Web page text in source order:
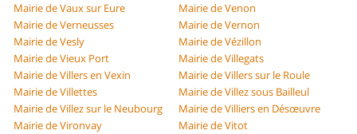
Mairie de Vaux sur Eure
Mairie de Venon
Mairie de Verneusses
Mairie de Vernon
Mairie de Vesly
Mairie de Vézillon
Mairie de Vieux Port
Mairie de Villegats
Mairie de Villers en Vexin
Mairie de Villers sur le Roule
Mairie de Villettes
Mairie de Villez sous Bailleul
Mairie de Villez sur le Neubourg
Mairie de Villiers en Désœuvre
Mairie de Vironvay
Mairie de Vitot